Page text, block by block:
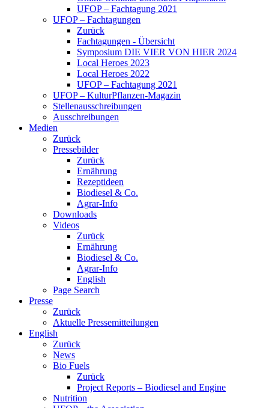
UFOP – Fachtagung 2021
UFOP – Fachtagungen
Zurück
Fachtagungen - Übersicht
Symposium DIE VIER VON HIER 2024
Local Heroes 2023
Local Heroes 2022
UFOP – Fachtagung 2021
UFOP – KulturPflanzen-Magazin
Stellenausschreibungen
Ausschreibungen
Medien
Zurück
Pressebilder
Zurück
Ernährung
Rezeptideen
Biodiesel & Co.
Agrar-Info
Downloads
Videos
Zurück
Ernährung
Biodiesel & Co.
Agrar-Info
English
Page Search
Presse
Zurück
Aktuelle Pressemitteilungen
English
Zurück
News
Bio Fuels
Zurück
Project Reports – Biodiesel and Engine
Nutrition